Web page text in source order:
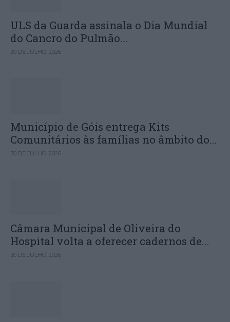
ULS da Guarda assinala o Dia Mundial
do Cancro do Pulmão...
30 DE JULHO, 2026
Município de Góis entrega Kits
Comunitários às famílias no âmbito do...
30 DE JULHO, 2026
Câmara Municipal de Oliveira do
Hospital volta a oferecer cadernos de...
30 DE JULHO, 2026